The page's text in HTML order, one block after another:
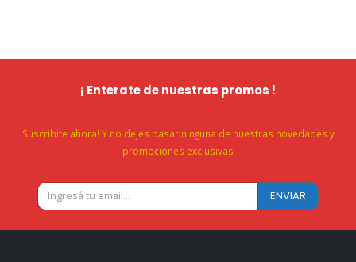
¡ Enterate de nuestras promos !
Suscribite ahora! Y no dejes pasar ninguna de nuestras novedades y
promociones exclusivas